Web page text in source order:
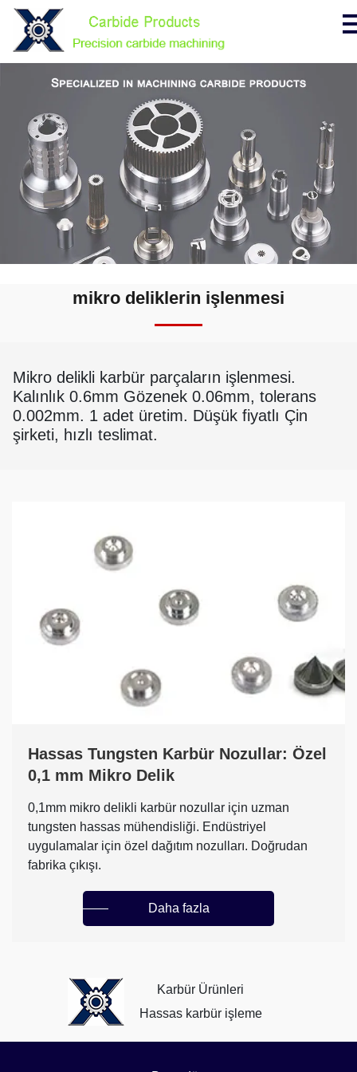
mikro deliklerin işlenmesi
Mikro delikli karbür parçaların işlenmesi.
Kalınlık 0.6mm Gözenek 0.06mm, tolerans
0.002mm. 1 adet üretim. Düşük fiyatlı Çin
şirketi, hızlı teslimat.
Hassas Tungsten Karbür Nozullar: Özel
0,1 mm Mikro Delik
0,1mm mikro delikli karbür nozullar için uzman
tungsten hassas mühendisliği. Endüstriyel
uygulamalar için özel dağıtım nozulları. Doğrudan
fabrika çıkışı.
Daha fazla
Karbür Ürünleri
Hassas karbür işleme